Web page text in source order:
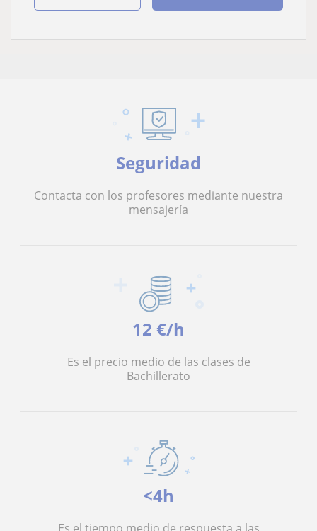
Seguridad
Contacta con los profesores mediante nuestra
mensajería
12 €/h
Es el precio medio de las clases de
Bachillerato
<4h
Es el tiempo medio de respuesta a las